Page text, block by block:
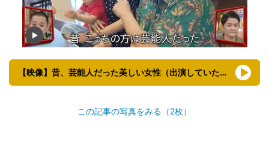
【映像】昔、芸能人だった美しい女性（出演していた番組も）
この記事の写真をみる（2枚）